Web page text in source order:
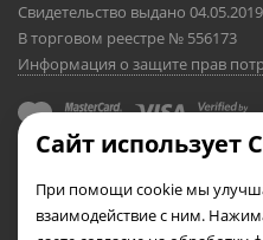
Свидетельство выдано
В торговом реестре № 556173
Информация о защите прав
Сайт использует
При помощи cookie мы
взаимодействие с ним.